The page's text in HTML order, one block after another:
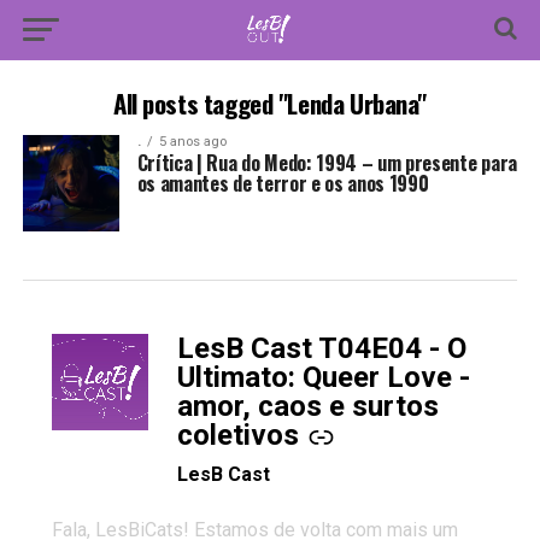
All posts tagged "Lenda Urbana"
. 5 anos ago
Crítica | Rua do Medo: 1994 – um presente para
os amantes de terror e os anos 1990
LesB Cast T04E04 - O
Ultimato: Queer Love -
amor, caos e surtos
coletivos
-
LesB Cast
Fala, LesBiCats! Estamos de volta com mais um